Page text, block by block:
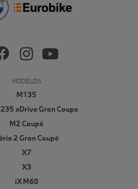
MODELOS
M135
xDrive Gran Coupe
M2 Coupé
2 Gran Coupé
X7
X3
iX M60